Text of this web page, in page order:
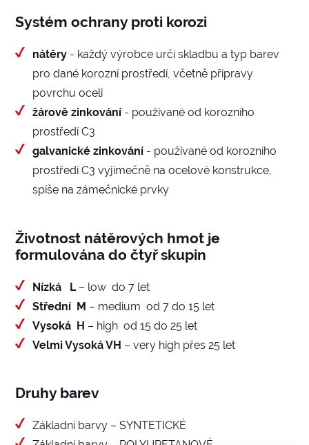
Systém ochrany proti korozi
nátěry - každý výrobce určí skladbu a typ barev
pro dané korozní prostředí, včetně přípravy
povrchu oceli
žárově zinkování - použivané od korozního
prostředí C3
galvanické zinkování - použivané od korozního
prostředí C3 vyjímečně na ocelové konstrukce,
spíše na zámečnické prvky
Životnost nátěrových hmot je
formulována do čtyř skupin
Nízká L – low do 7 let
Střední M – medium od 7 do 15 let
Vysoká H – high od 15 do 25 let
Velmi Vysoká VH – very high přes 25 let
Druhy barev
Základní barvy – SYNTETICKÉ